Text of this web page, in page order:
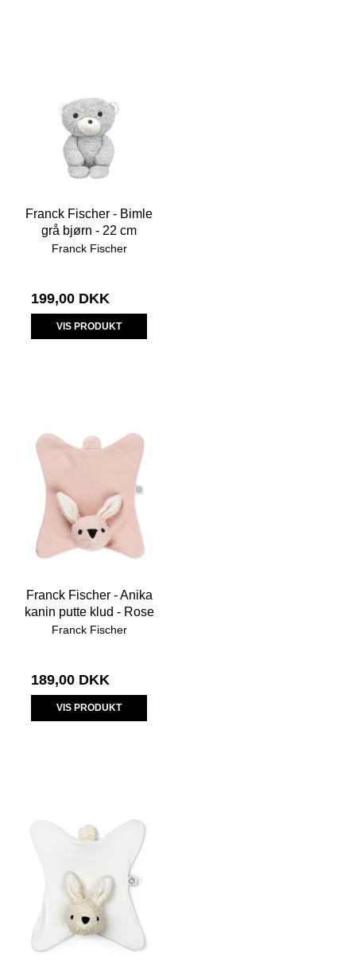
Franck Fischer - Bimle
grå bjørn - 22 cm
Franck Fischer
199,00 DKK
VIS PRODUKT
Franck Fischer - Anika
kanin putte klud - Rose
Franck Fischer
189,00 DKK
VIS PRODUKT